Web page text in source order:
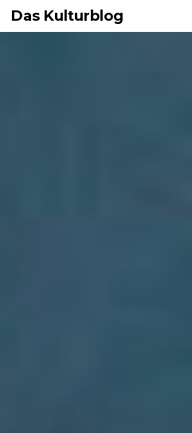
Das Kulturblog